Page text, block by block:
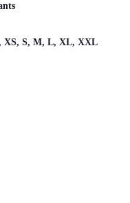
XS, S, M, L, XL, XXL